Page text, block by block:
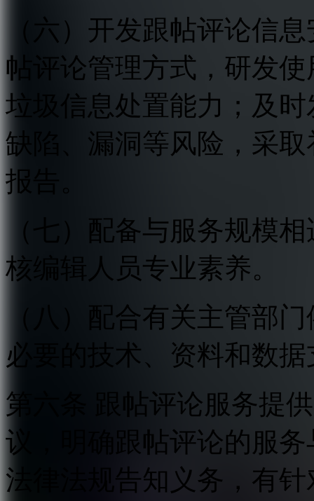
（六）开发跟帖评论信
帖评论管理方式，研发
垃圾信息处置能力；及
缺陷、漏洞等风险，采
报告。
（七）配备与服务规模
核编辑人员专业素养。
（八）配合有关主管部
必要的技术、资料和数
第六条 跟帖评论服务提
议，明确跟帖评论的服
法律法规告知义务，有